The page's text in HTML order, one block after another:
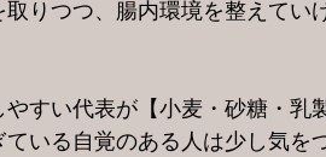
りつつ、腸内環境を整えてい
すい代表が【小麦・砂糖・乳
いる自覚のある人は少し気を